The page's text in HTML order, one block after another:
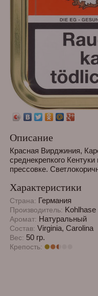
Описание
Красная Вирджиния,
среднекрепкого
прессовке.
Характеристики
Страна: Германия
Производитель:
Аромат: Натуральный
Состав: Virginia, Carolina
Вес: 50 гр.
Крепость: